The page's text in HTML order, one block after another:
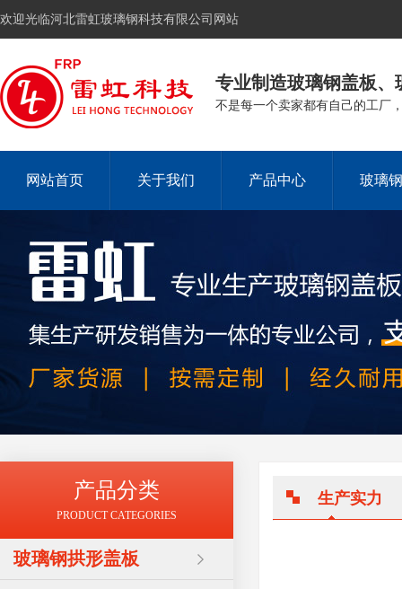
欢迎光临河北雷虹玻璃钢科技有限公司网站
专业制造玻璃钢盖板
不是每一个卖家都有自己的工厂
网站首页 关于我们 产品中心 玻璃
产品分类
PRODUCT CATEGORIES
玻璃钢拱形盖板
生产实力